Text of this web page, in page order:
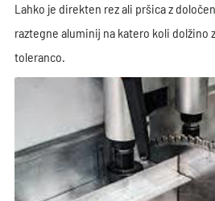
Lahko je direkten rez ali pršica z
raztegne aluminij na katero koli dolžino
toleranco.